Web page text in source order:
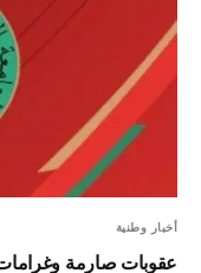
أخبار وطنية
عقوبات صارمة